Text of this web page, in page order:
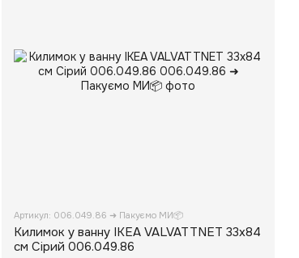
Артикул: 006.049.86 ➜ Пакуємо МИ📦
Килимок у ванну IKEA VALVATTNET 33x84
см Сірий 006.049.86